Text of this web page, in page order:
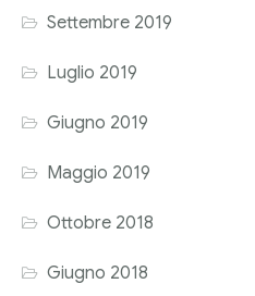
Settembre 2019
Luglio 2019
Giugno 2019
Maggio 2019
Ottobre 2018
Giugno 2018